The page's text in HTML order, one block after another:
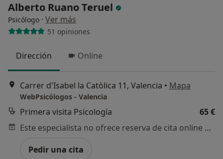
Alberto Ruano Teruel
Psicólogo · Ver más
51 opiniones
Dirección Online
Carrer d'Isabel la Catòlica 11, Valencia • Mapa
WebPsicólogos - Valencia
Primera visita Psicología
65 €
Este especialista no ofrece reserva de cita online en esta dirección.
Pedir una cita